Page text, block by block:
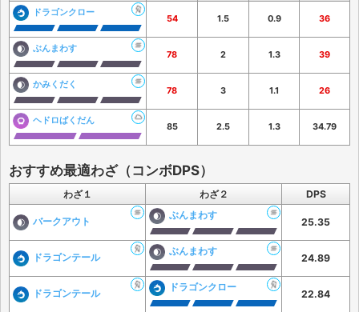
ドラゴンクロー
54 1.5 0.9 36
ぶんまわす
78 2 1.3 39
かみくだく
78 3 1.1 26
ヘドロばくだん
85 2.5 1.3 34.79
おすすめ最適わざ（コンボDPS）
わざ１ わざ２ DPS
バークアウト
ぶんまわす
25.35
ドラゴンテール
ぶんまわす
24.89
ドラゴンテール
ドラゴンクロー
22.84